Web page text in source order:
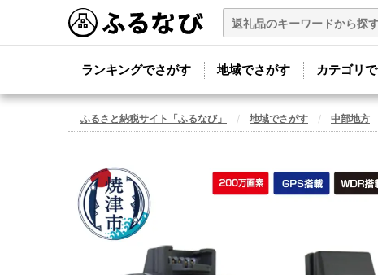
ランキングでさがす 地域でさがす カテゴリ
ふるさと納税サイト「ふるなび」 地域でさがす 中部地方